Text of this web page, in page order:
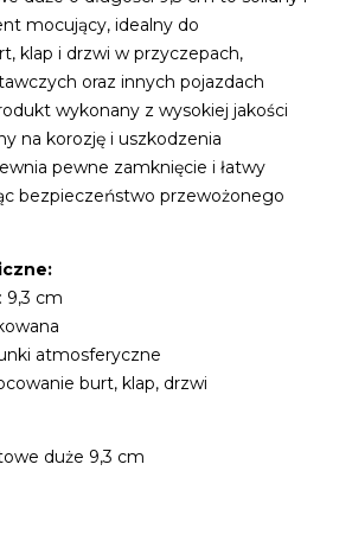
mocujący, idealny do
klap i drzwi w przyczepach,
oraz innych pojazdach
wykonany z wysokiej jakości
na korozję i uszkodzenia
pewne zamknięcie i łatwy
bezpieczeństwo przewożonego
9,3 cm
atmosferyczne
burt, klap, drzwi
duże 9,3 cm